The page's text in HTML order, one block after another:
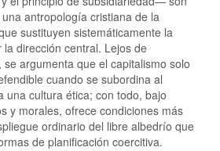
antropología cristiana de la
sustituyen sistemáticamente la
dirección central. Lejos de
argumenta que el capitalismo solo
cuando se subordina al
una cultura ética; con todo, bajo
y morales, ofrece condiciones más
ordinario del libre albedrío que
de planificación coercitiva.